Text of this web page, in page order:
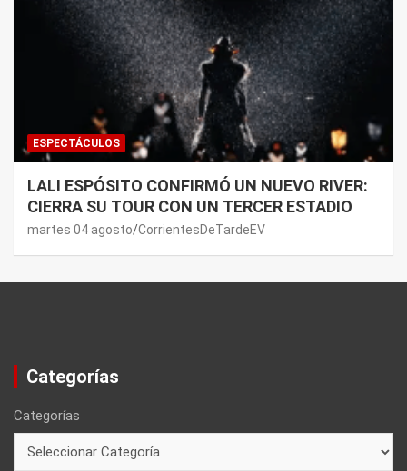
ESPECTÁCULOS
LALI ESPÓSITO CONFIRMÓ UN NUEVO RIVER:
CIERRA SU TOUR CON UN TERCER ESTADIO
martes 04 agosto CorrientesDeTardeEV
Categorías
Categorías